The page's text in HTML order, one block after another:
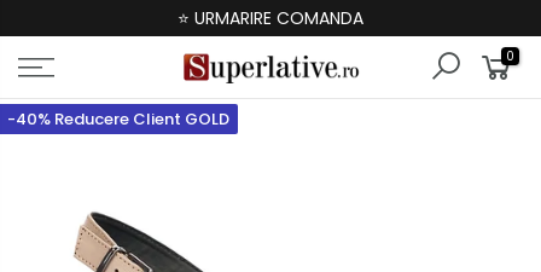
⭐ URMARIRE COMANDA
0
-40% Reducere Client GOLD